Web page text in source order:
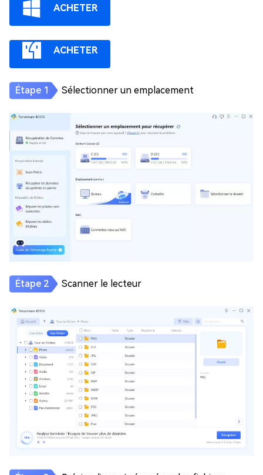
ACHETER
ACHETER
Sélectionner un emplacement
Scanner le lecteur